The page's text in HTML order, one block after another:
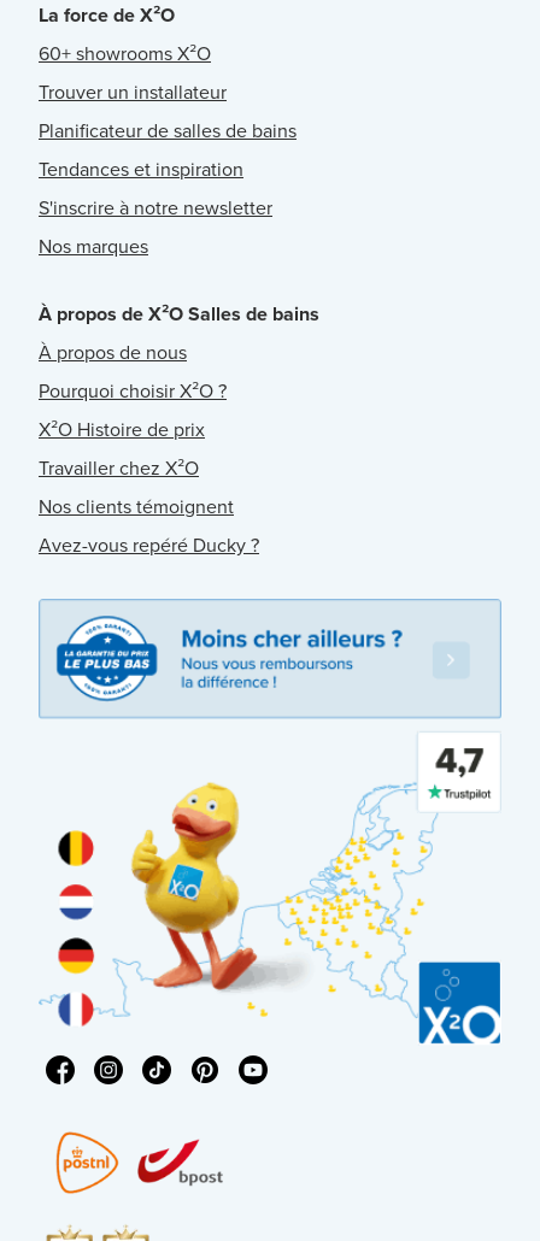
La force de X²O
60+ showrooms X²O
Trouver un installateur
Planificateur de salles de bains
Tendances et inspiration
S'inscrire à notre newsletter
Nos marques
À propos de X²O Salles de bains
À propos de nous
Pourquoi choisir X²O ?
X²O Histoire de prix
Travailler chez X²O
Nos clients témoignent
Avez-vous repéré Ducky ?